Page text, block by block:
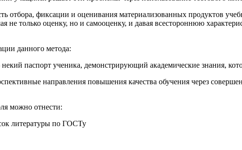
отбора, фиксации и оценивания материализованных продуктов
не только оценку, но и самооценку, и давая всестороннюю
данного метода:
паспорт ученика, демонстрирующий академические знания,
направления повышения качества обучения через
можно отнести:
литературы по ГОСТу